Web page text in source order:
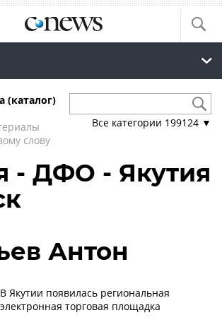
(каталог)
слову
Все категории 199124 ▼
- ДФО - Якутия
Антон
В Якутии появилась региональная
электронная торговая площадка